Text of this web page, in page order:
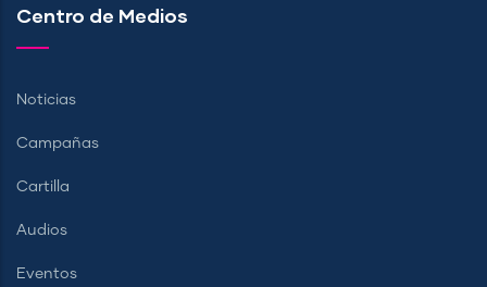
Centro de Medios
Noticias
Campañas
Cartilla
Audios
Eventos